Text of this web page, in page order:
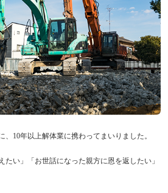
10年以上解体業に携わってまいりました。
たい」「お世話になった親方に恩を返したい」